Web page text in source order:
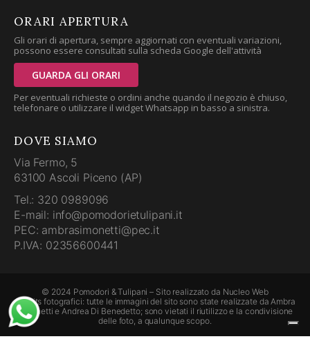
ORARI APERTURA
Gli orari di apertura, sempre aggiornati con eventuali variazioni,
possono essere consultati sulla scheda Google dell'attività
GUARDA GLI ORARI
Per eventuali richieste o ordini anche quando il negozio è chiuso,
telefonare o utilizzare il widget Whatsapp in basso a sinistra.
DOVE SIAMO
Via Fermo, 5
63100 Ascoli Piceno (AP)
Tel.: 320 0989096
E-mail: info@pomodorietulipani.it
PEC: ambrasimonetti@pec.it
P.IVA: 02356600441
© 2024 Pomodori & Tulipani – Sito realizzato da Nucleo Web
Credits fotografici: tutte le immagini del sito sono state realizzate da Ambra
Simonetti e Andrea Di Benedetto; sono vietati il riutilizzo e la condivisione
delle foto, a qualunque scopo.